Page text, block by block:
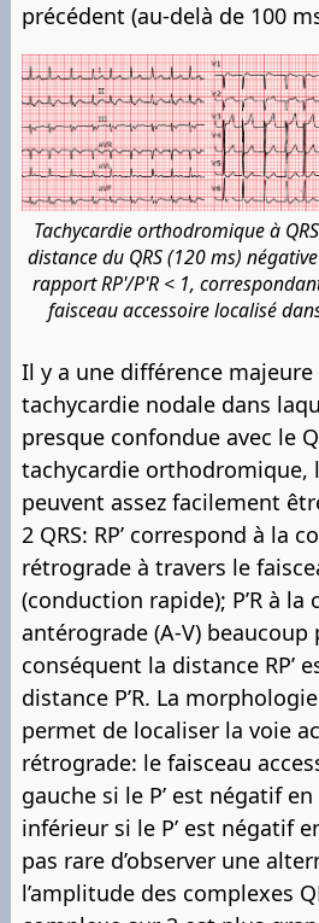
précédent (au-delà de 100
Tachycardie orthodromique à
distance du QRS (120 ms)
rapport RP'/P'R < 1,
faisceau accessoire localisé
Il y a une différence
tachycardie nodale dans
presque confondue avec le
tachycardie orthodromique,
peuvent assez facilement
2 QRS: RP’ correspond à la
rétrograde à travers le
(conduction rapide); P’R à la
antérograde (A-V) beaucoup
conséquent la distance RP’
distance P’R. La morphologie
permet de localiser la voie
rétrograde: le faisceau
gauche si le P’ est négatif
inférieur si le P’ est négatif
pas rare d’observer une
l’amplitude des complexes